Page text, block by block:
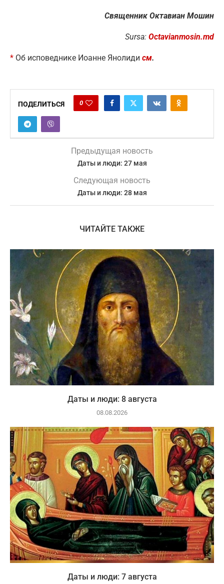
Священник Октавиан Мошин
Sursa: Octavianmosin.md
* Об исповеднике Иоанне Янолиди см.
ПОДЕЛИТЬСЯ 0
Предыдущая новость
Даты и люди: 27 мая
Следующая новость
Даты и люди: 28 мая
ЧИТАЙТЕ ТАКЖЕ
Даты и люди: 8 августа
08.08.2026
Даты и люди: 7 августа